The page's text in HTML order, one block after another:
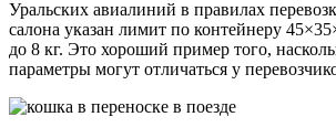
Уральских авиалиний в правилах
салона указан лимит по контейнеру
до 8 кг. Это хороший пример того,
параметры могут отличаться у